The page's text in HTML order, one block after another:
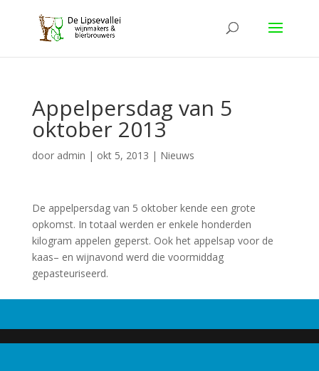
Appelpersdag van 5
oktober 2013
door admin | okt 5, 2013 | Nieuws
De appelpersdag van 5 oktober kende een grote
opkomst. In totaal werden er enkele honderden
kilogram appelen geperst. Ook het appelsap voor de
kaas– en wijnavond werd die voormiddag
gepasteuriseerd.